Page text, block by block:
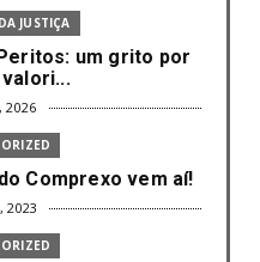
JUSTIÇA
um grito por
2026
Comprexo vem aí!
2023